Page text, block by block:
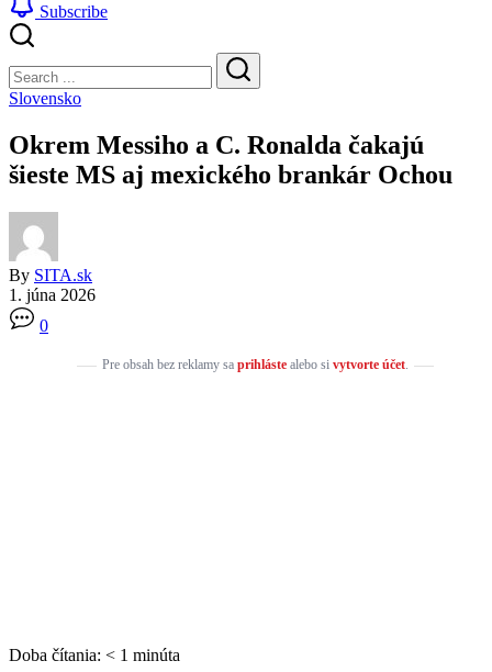
Subscribe
Search
Search
Slovensko
Okrem Messiho a C. Ronalda čakajú
šieste MS aj mexického brankár Ochou
By SITA.sk
1. júna 2026
0
Pre obsah bez reklamy sa prihlástealebo si vytvorte účet.
Doba čítania: < 1 minúta